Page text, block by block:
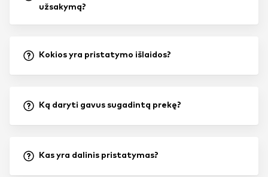
užsakymą?
Kokios yra pristatymo išlaidos?
Ką daryti gavus sugadintą prekę?
Kas yra dalinis pristatymas?